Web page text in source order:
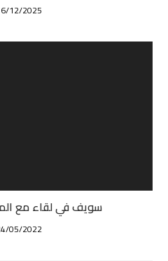
12/2025
سويف في لقاء مع
05/2022